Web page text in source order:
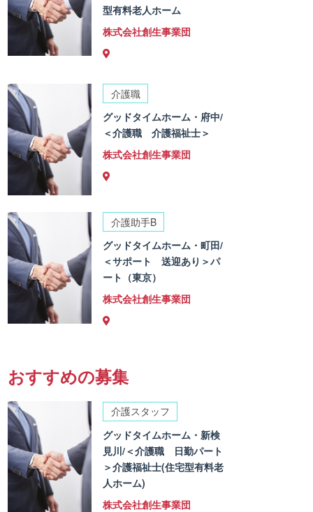
型有料老人ホーム
株式会社創生事業団
介護職
グッドタイムホーム・府中/
＜介護職 介護福祉士＞
株式会社創生事業団
介護助手B
グッドタイムホーム・町田/
＜サポート 送迎あり＞パ
ート（東京）
株式会社創生事業団
おすすめの募集
介護スタッフ
グッドタイムホーム・新検
見川/＜介護職 日勤パート
＞介護福祉士(住宅型有料老
人ホーム)
株式会社創生事業団